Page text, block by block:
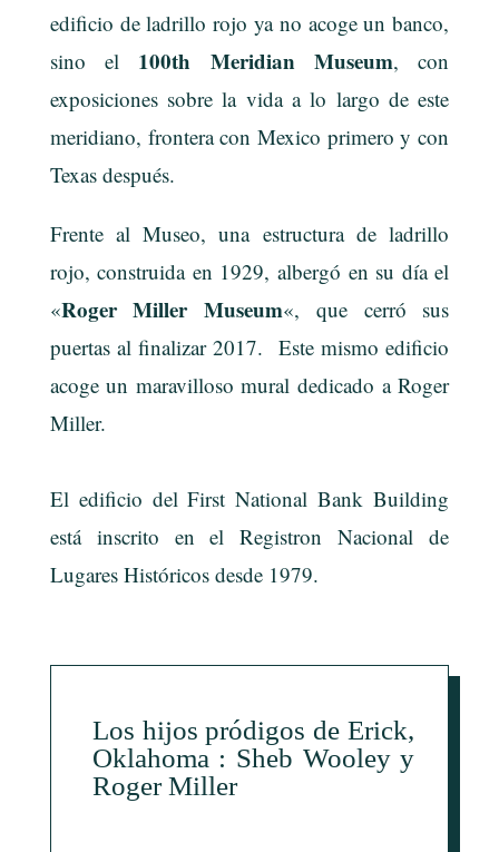
edificio de ladrillo rojo ya no acoge un banco,
sino el 100th Meridian Museum, con
exposiciones sobre la vida a lo largo de este
meridiano, frontera con Mexico primero y con
Texas después.
Frente al Museo, una estructura de ladrillo
rojo, construida en 1929, albergó en su día el
«Roger Miller Museum«, que cerró sus
puertas al finalizar 2017. Este mismo edificio
acoge un maravilloso mural dedicado a Roger
Miller.
El edificio del First National Bank Building
está inscrito en el Registron Nacional de
Lugares Históricos desde 1979.
Los hijos pródigos de Erick,
Oklahoma : Sheb Wooley y
Roger Miller